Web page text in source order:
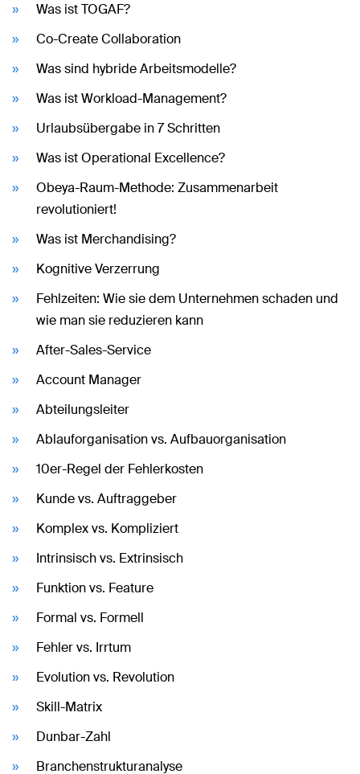
Was ist TOGAF?
Co-Create Collaboration
Was sind hybride Arbeitsmodelle?
Was ist Workload-Management?
Urlaubsübergabe in 7 Schritten
Was ist Operational Excellence?
Obeya-Raum-Methode: Zusammenarbeit
revolutioniert!
Was ist Merchandising?
Kognitive Verzerrung
Fehlzeiten: Wie sie dem Unternehmen schaden und
wie man sie reduzieren kann
After-Sales-Service
Account Manager
Abteilungsleiter
Ablauforganisation vs. Aufbauorganisation
10er-Regel der Fehlerkosten
Kunde vs. Auftraggeber
Komplex vs. Kompliziert
Intrinsisch vs. Extrinsisch
Funktion vs. Feature
Formal vs. Formell
Fehler vs. Irrtum
Evolution vs. Revolution
Skill-Matrix
Dunbar-Zahl
Branchenstrukturanalyse